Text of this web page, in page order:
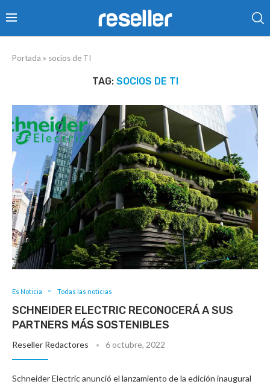
Portada » socios de TI
TAG: SOCIOS DE TI
Es Noticia Todas las noticias
SCHNEIDER ELECTRIC RECONOCERÁ A SUS
PARTNERS MÁS SOSTENIBLES
Reseller Redactores 6 octubre, 2022
Schneider Electric anunció el lanzamiento de la edición inaugural